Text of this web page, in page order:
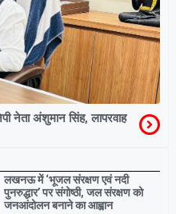
नेता अंशुमान सिंह, लापरवाह
लखनऊ में ‘भूजल संरक्षण एवं नदी
पुनरुद्धार’ पर संगोष्ठी, जल संरक्षण को
जनआंदोलन बनाने का आह्वान